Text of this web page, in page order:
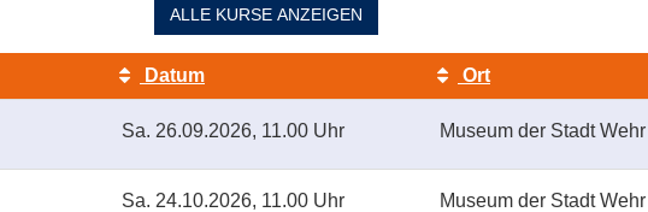
ALLE KURSE ANZEIGEN
Datum Ort
Sa. 26.09.2026, 11.00 Uhr Museum der Stadt Wehr
Sa. 24.10.2026, 11.00 Uhr Museum der Stadt Wehr